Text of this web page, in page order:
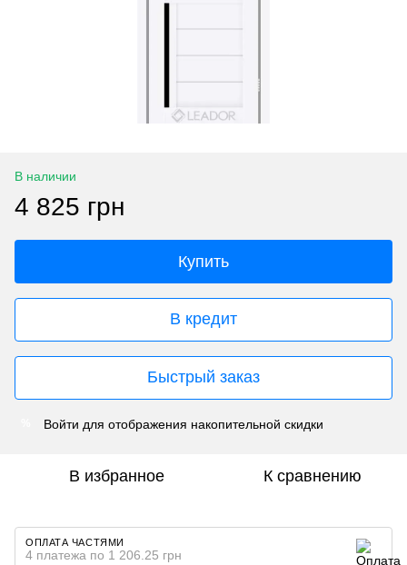
В наличии
4 825 грн
Купить
В кредит
Быстрый заказ
Войти для отображения накопительной скидки
В избранное К сравнению
ОПЛАТА ЧАСТЯМИ
4 платежа по 1 206.25 грн